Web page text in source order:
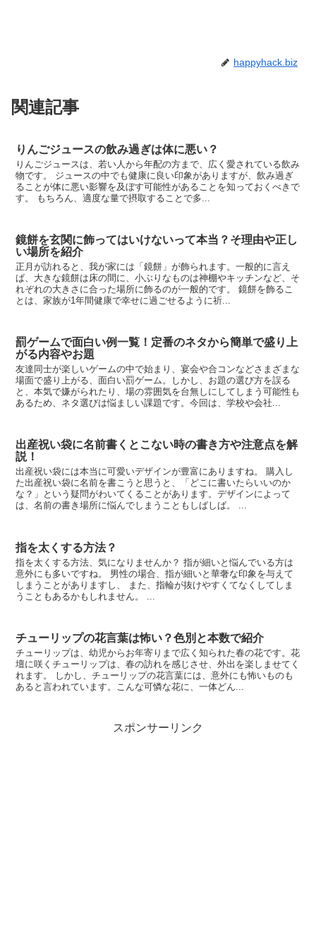
happyhack.biz
関連記事
りんごジュースの飲み過ぎは体に悪い？
りんごジュースは、若い人から年配の方まで、広く愛されている飲み
物です。 ジュースの中でも健康に良い印象がありますが、飲み過ぎ
ることが体に悪い影響を及ぼす可能性があることを知っておくべきで
す。 もちろん、適度な量で摂取することで多...
鏡餅を玄関に飾ってはいけないって本当？そ理由や正し
い場所を紹介
正月が訪れると、我が家には「鏡餅」が飾られます。一般的に言え
ば、大きな鏡餅は床の間に、小ぶりなものは神棚やキッチンなど、そ
れぞれの大きさに合った場所に飾るのが一般的です。 鏡餅を飾るこ
とは、家族が1年間健康で幸せに過ごせるように祈...
罰ゲームで面白い例一覧！定番のネタから簡単で盛り上
がる内容やお題
友達同士が楽しいゲームの中で始まり、宴会や合コンなどさまざまな
場面で盛り上がる、面白い罰ゲーム。しかし、お題の選び方を誤る
と、本気で嫌がられたり、場の雰囲気を台無しにしてしまう可能性も
あるため、ネタ選びは悩ましい課題です。今回は、学校や会社...
出産祝い袋に名前書くとこない時の書き方や注意点を解
説！
出産祝い袋には本当に可愛いデザインが豊富にありますね。 購入し
た出産祝い袋に名前を書こうと思うと、「どこに書いたらいいのか
な？」という疑問がわいてくることがあります。デザインによって
は、名前の書き場所に悩んでしまうこともしばしば。 ...
指を太くする方法？
指を太くする方法、気になりませんか？ 指が細いと悩んでいる方は
意外にも多いですね。 男性の場合、指が細いと華奢な印象を与えて
しまうことがありますし、 また、指輪が抜けやすくてなくしてしま
うこともあるかもしれません。 ...
チューリップの花言葉は怖い？色別と本数で紹介
チューリップは、幼児からお年寄りまで広く知られた春の花です。花
壇に咲くチューリップは、春の訪れを感じさせ、外出を楽しませてく
れます。 しかし、チューリップの花言葉には、意外にも怖いものも
あると言われています。こんな可憐な花に、一体どん...
スポンサーリンク